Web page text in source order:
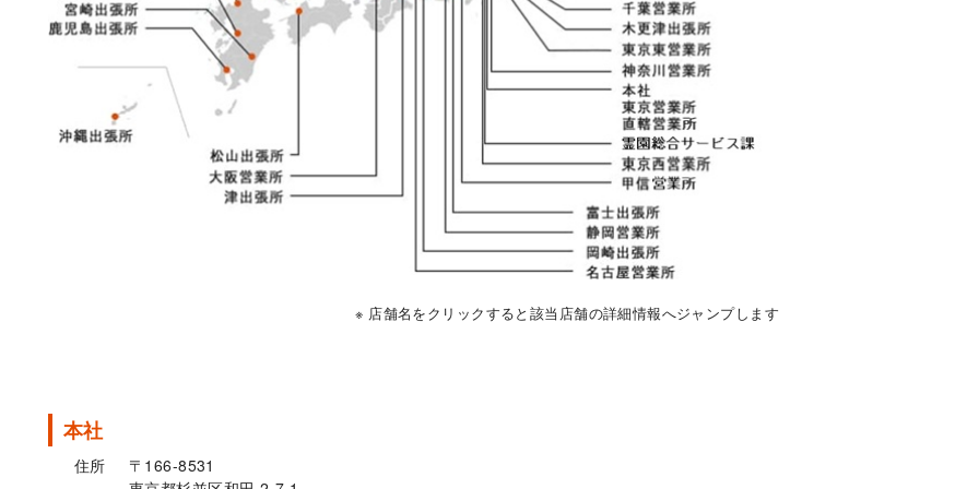
※ 店舗名をクリックすると該当店舗の詳細情報へジャンプします
本社
住所
〒166-8531